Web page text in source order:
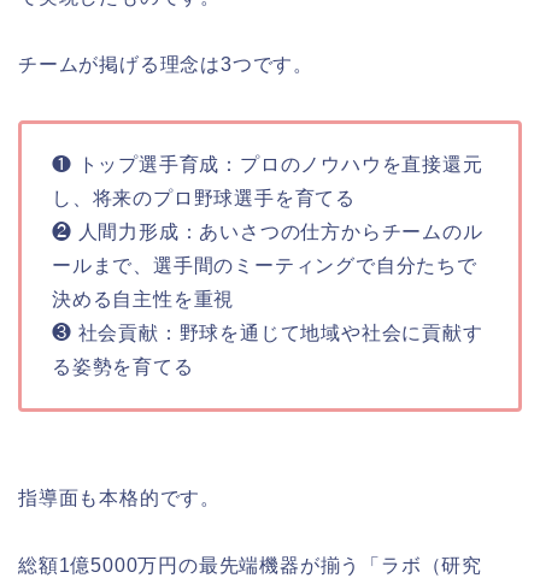
チームが掲げる理念は3つです。
❶ トップ選手育成：プロのノウハウを直接還元
し、将来のプロ野球選手を育てる
❷ 人間力形成：あいさつの仕方からチームのル
ールまで、選手間のミーティングで自分たちで
決める自主性を重視
❸ 社会貢献：野球を通じて地域や社会に貢献す
る姿勢を育てる
指導面も本格的です。
総額1億5000万円の最先端機器が揃う「ラボ（研究